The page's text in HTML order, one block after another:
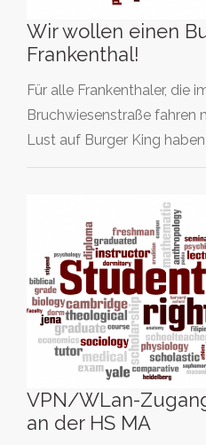
Wir wollen einen
Frankenthal!
Für alle Frankenthaler, die
Bruchwiesenstraße fahren
Lust auf Burger King
VPN/WLan-
an der HS MA